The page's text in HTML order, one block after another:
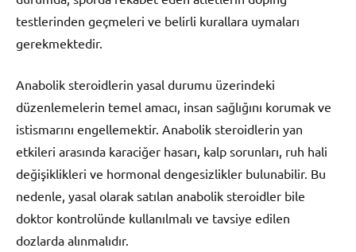
testlerinden geçmeleri ve belirli kurallara uymaları
gerekmektedir.
Anabolik steroidlerin yasal durumu üzerindeki
düzenlemelerin temel amacı, insan sağlığını korumak ve
istismarını engellemektir. Anabolik steroidlerin yan
etkileri arasında karaciğer hasarı, kalp sorunları, ruh hali
değişiklikleri ve hormonal dengesizlikler bulunabilir. Bu
nedenle, yasal olarak satılan anabolik steroidler bile
doktor kontrolünde kullanılmalı ve tavsiye edilen
dozlarda alınmalıdır.